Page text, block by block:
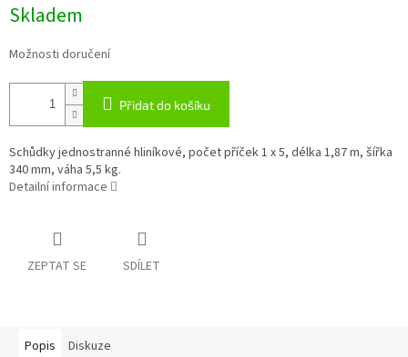
cena:
Skladem
Možnosti doručení
Přidat do košíku
Schůdky jednostranné hliníkové, počet příček 1 x 5, délka 1,87 m, šířka
340 mm, váha 5,5 kg.
Detailní informace
ZEPTAT SE SDÍLET
Popis Diskuze